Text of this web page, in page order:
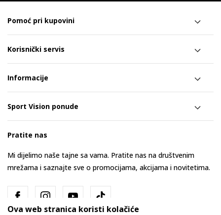
Pomoć pri kupovini
Korisnički servis
Informacije
Sport Vision ponude
Pratite nas
Mi dijelimo naše tajne sa vama. Pratite nas na društvenim
mrežama i saznajte sve o promocijama, akcijama i novitetima.
Ova web stranica koristi kolačiće